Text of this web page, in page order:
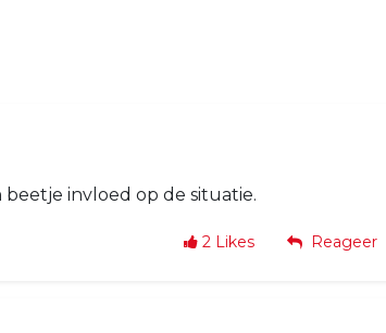
invloed op de situatie.
2 Likes Reageer